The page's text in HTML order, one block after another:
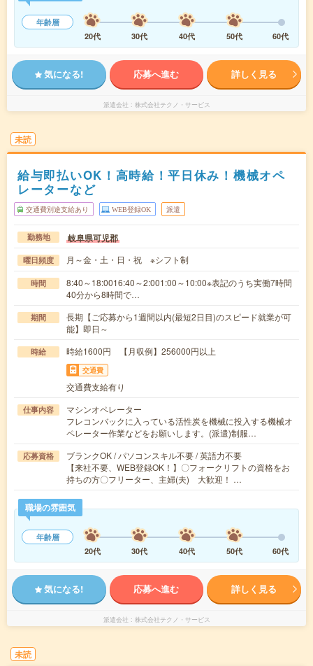
年齢層
20代
30代 40代 50代 60代
気になる! 応募へ進む 詳しく見る
派遣会社 株式会社テクノ・サービス
未読
給与即払いOK！高時給！平日休み！機械オペ
レーターなど
交通費別途支給あり WEB登録OK 派遣
勤務地 岐阜県可児郡
曜日頻度 月～金・土・日・祝 ※シフト制
時間
8:40～18:0016:40～2:001:00～10:00※表記のうち実働7時間
40分から8時間で…
期間
長期【ご応募から1週間以内(最短2日目)のスピード就業が可
能】即日～
時給 時給1600円 【月収例】256000円以上
交通費
交通費支給有り
仕事内容
マシンオペレーター
フレコンバックに入っている活性炭を機械に投入する機械オ
ペレーター作業などをお願いします。(派遣)制服…
応募資格
ブランクOK / パソコンスキル不要 / 英語力不要
【来社不要、WEB登録OK！】〇フォークリフトの資格をお
持ちの方〇フリーター、主婦(夫) 大歓迎！ …
職場の雰囲気
年齢層
20代
30代 40代 50代 60代
気になる! 応募へ進む 詳しく見る
派遣会社 株式会社テクノ・サービス
未読